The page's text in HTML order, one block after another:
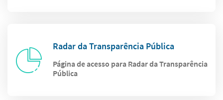
Radar da Transparência Pública
Página de acesso para Radar da Transparência
Pública